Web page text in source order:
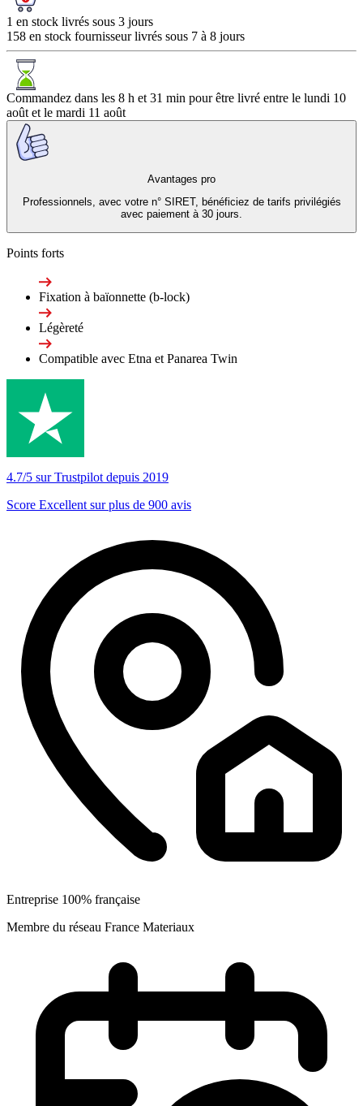
1 en stock livrés sous 3 jours
158 en stock fournisseur livrés sous 7 à 8 jours
Commandez dans les 8 h et 31 min pour être livré entre le lundi 10
août et le mardi 11 août
Avantages pro
Professionnels, avec votre n° SIRET, bénéficiez de tarifs privilégiés
avec paiement à 30 jours.
Points forts
Fixation à baïonnette (b-lock)
Légèreté
Compatible avec Etna et Panarea Twin
4.7/5 sur Trustpilot depuis 2019
Score Excellent sur plus de 900 avis
Entreprise 100% française
Membre du réseau France Materiaux